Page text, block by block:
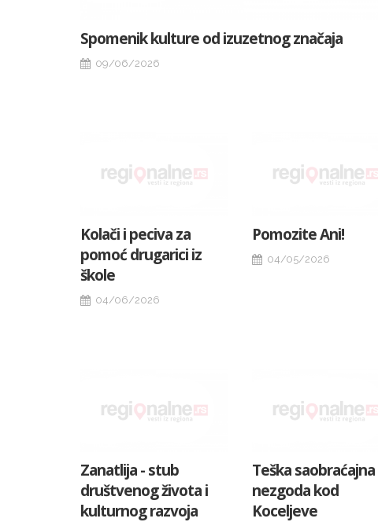
Spomenik kulture od izuzetnog značaja
09/06/2026
Kolači i peciva za
pomoć drugarici iz
škole
04/06/2026
Pomozite Ani!
04/05/2026
Zanatlija - stub
društvenog života i
kulturnog razvoja
Teška saobraćajna
nezgoda kod
Koceljeve